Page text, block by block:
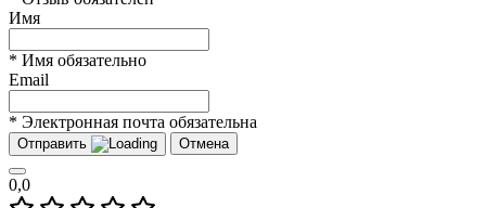
Имя
* Имя обязательно
Email
* Электронная почта обязательна
Отправить Отмена
0,0